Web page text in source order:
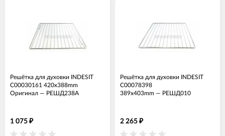
Решётка для духовки INDESIT
C00030161 420x388mm
Оригинал — РЕШД238А
1 075 ₽
Решётка для духовки INDESIT
C00078398
389x403mm — РЕШД010
2 265 ₽